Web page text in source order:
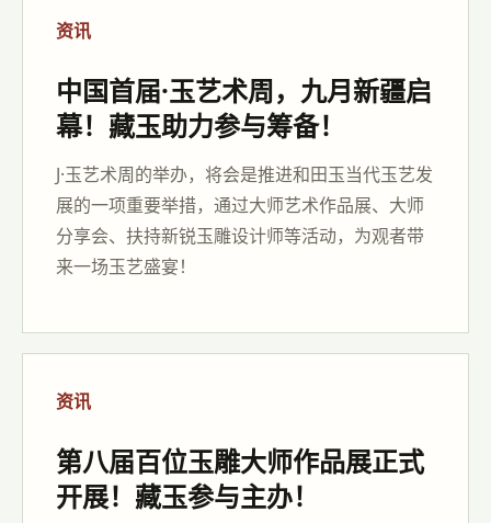
资讯
中国首届·玉艺术周，九月新疆启
幕！藏玉助力参与筹备！
J·玉艺术周的举办，将会是推进和田玉当代玉艺发
展的一项重要举措，通过大师艺术作品展、大师
分享会、扶持新锐玉雕设计师等活动，为观者带
来一场玉艺盛宴！
资讯
第八届百位玉雕大师作品展正式
开展！藏玉参与主办！